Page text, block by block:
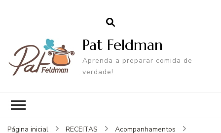
Pat Feldman
Aprenda a preparar comida de
verdade!
Página inicial RECEITAS
Acompanhamentos